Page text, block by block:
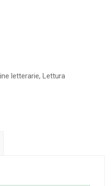
letterarie, Lettura